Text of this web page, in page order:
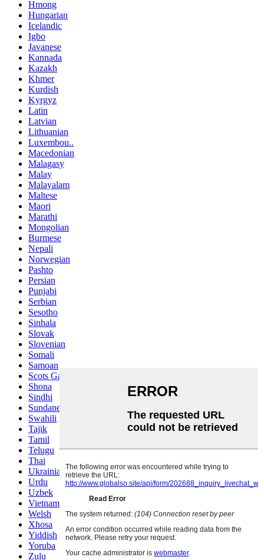
Hmong
Hungarian
Icelandic
Igbo
Javanese
Kannada
Kazakh
Khmer
Kurdish
Kyrgyz
Latin
Latvian
Lithuanian
Luxembou..
Macedonian
Malagasy
Malay
Malayalam
Maltese
Maori
Marathi
Mongolian
Burmese
Nepali
Norwegian
Pashto
Persian
Punjabi
Serbian
Sesotho
Sinhala
Slovak
Slovenian
Somali
Samoan
Scots Gaelic
Shona
Sindhi
Sundanese
Swahili
Tajik
Tamil
Telugu
Thai
Ukrainian
Urdu
Uzbek
Vietnamese
Welsh
Xhosa
Yiddish
Yoruba
Zulu